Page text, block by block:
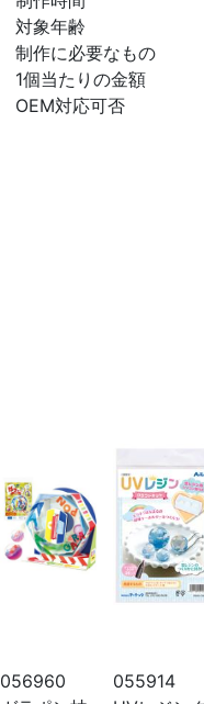
対象年齢
制作に必要なもの
1個当たりの金額
OEM対応可否
056960
055914